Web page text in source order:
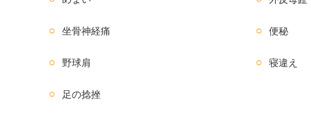
坐骨神経痛 便秘
野球肩 寝違え
足の捻挫